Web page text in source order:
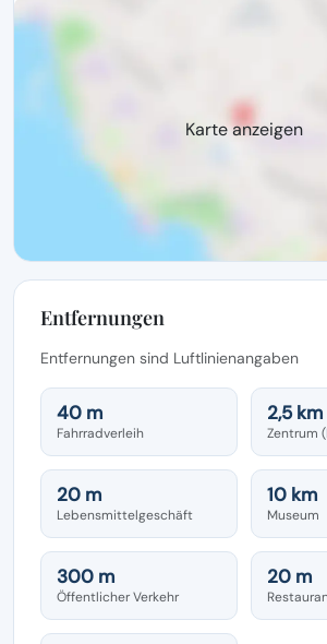
Karte anzeigen
Entfernungen
Entfernungen sind Luftlinienangaben
40 m
Fahrradverleih
2,5 km
Zentrum
20 m
Lebensmittelgeschäft
10 km
Museum
300 m
Öffentlicher Verkehr
20 m